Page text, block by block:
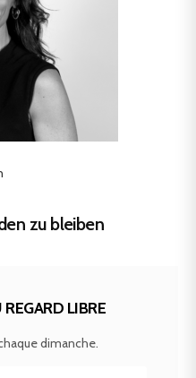
zu bleiben
LIBRE
dimanche.